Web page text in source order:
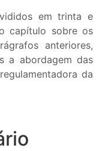
em trinta e
capítulo sobre os
anteriores,
a abordagem das
da